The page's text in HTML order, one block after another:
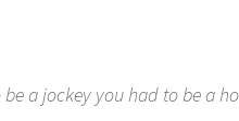
a jockey you had to be a